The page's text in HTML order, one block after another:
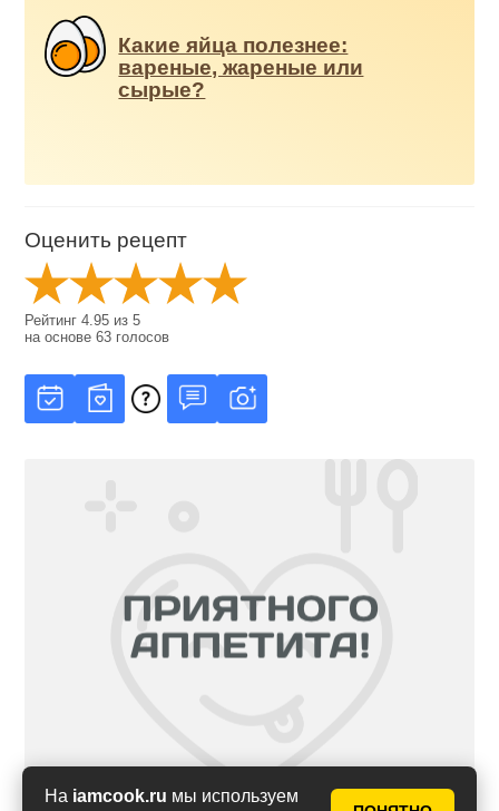
На iamcook.ru мы используем
Какие яйца полезнее:
вареные, жареные или
сырые?
Оценить рецепт
Рейтинг4.95 из5
на основе63 голосов